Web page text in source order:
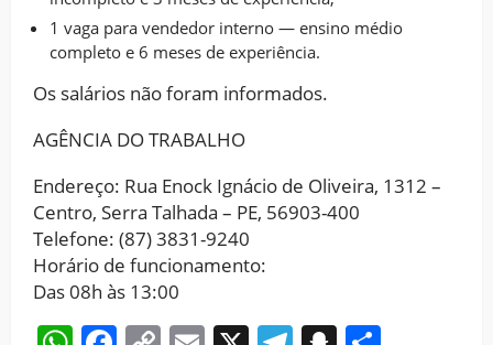
1 vaga para vendedor interno — ensino médio
completo e 6 meses de experiência.
Os salários não foram informados.
AGÊNCIA DO TRABALHO
Endereço: Rua Enock Ignácio de Oliveira, 1312 –
Centro, Serra Talhada – PE, 56903-400
Telefone: (87) 3831-9240
Horário de funcionamento:
Das 08h às 13:00